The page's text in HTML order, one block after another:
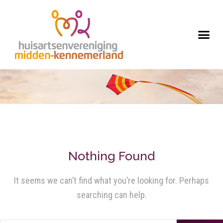
Nothing Found
It seems we can’t find what you’re looking for. Perhaps
searching can help.